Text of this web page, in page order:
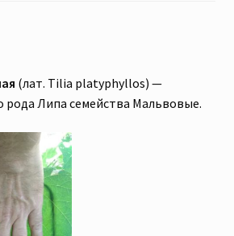
(лат. Tilia platyphyllos) —
рода Липа семейства Мальвовые.